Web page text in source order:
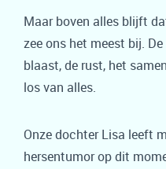
Maar boven alles blijft
zee ons het meest bij.
blaast, de rust, het
los van alles.
Onze dochter Lisa leeft
hersentumor op dit